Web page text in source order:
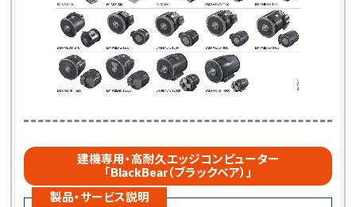
建機専用・高耐久エッジコンピューター
「BlackBear（ブラックベア）」
製品・サービス説明